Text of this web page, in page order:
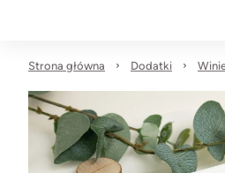
Strona główna Dodatki